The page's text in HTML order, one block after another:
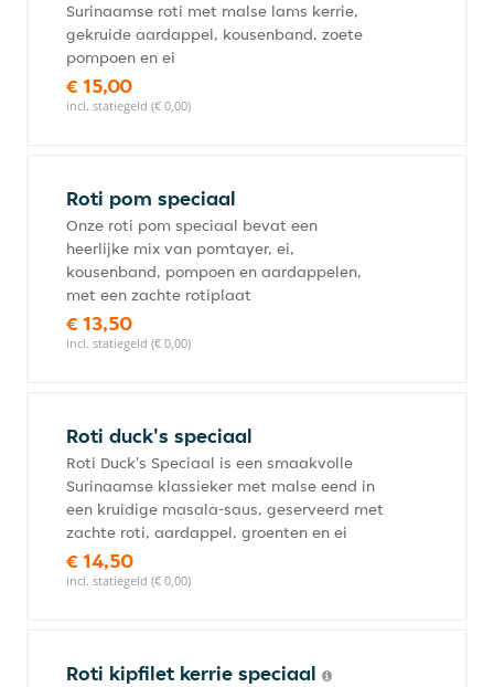
Surinaamse roti met malse lams kerrie,
gekruide aardappel, kousenband, zoete
pompoen en ei
€ 15,00
incl. statiegeld (€ 0,00)
Roti pom speciaal
Onze roti pom speciaal bevat een
heerlijke mix van pomtayer, ei,
kousenband, pompoen en aardappelen,
met een zachte rotiplaat
€ 13,50
incl. statiegeld (€ 0,00)
Roti duck's speciaal
Roti Duck's Speciaal is een smaakvolle
Surinaamse klassieker met malse eend in
een kruidige masala-saus, geserveerd met
zachte roti, aardappel, groenten en ei
€ 14,50
incl. statiegeld (€ 0,00)
Roti kipfilet kerrie speciaal